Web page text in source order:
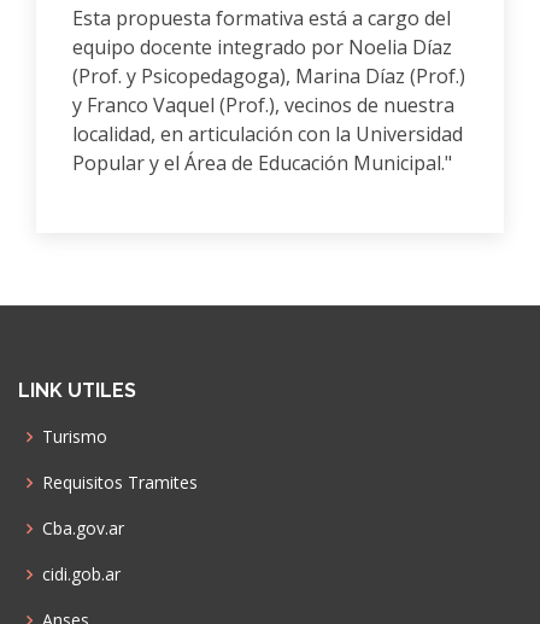
Esta propuesta formativa está a cargo del
equipo docente integrado por Noelia Díaz
(Prof. y Psicopedagoga), Marina Díaz (Prof.)
y Franco Vaquel (Prof.), vecinos de nuestra
localidad, en articulación con la Universidad
Popular y el Área de Educación Municipal."
LINK UTILES
Turismo
Requisitos Tramites
Cba.gov.ar
cidi.gob.ar